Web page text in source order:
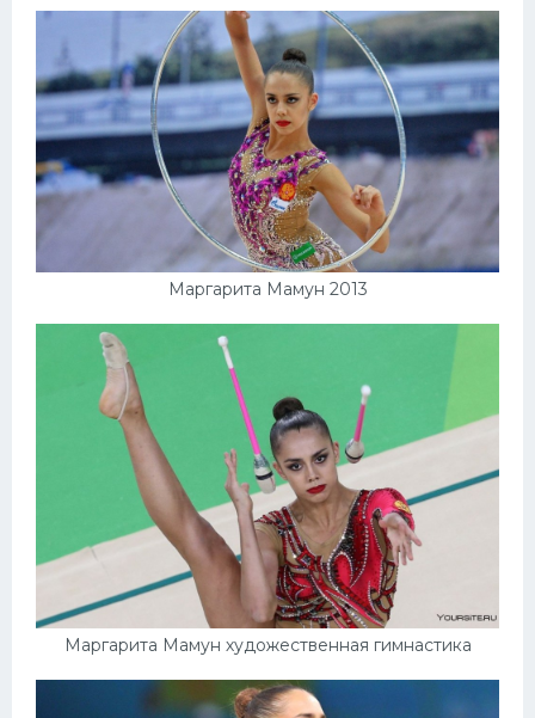
Маргарита Мамун 2013
Маргарита Мамун художественная гимнастика